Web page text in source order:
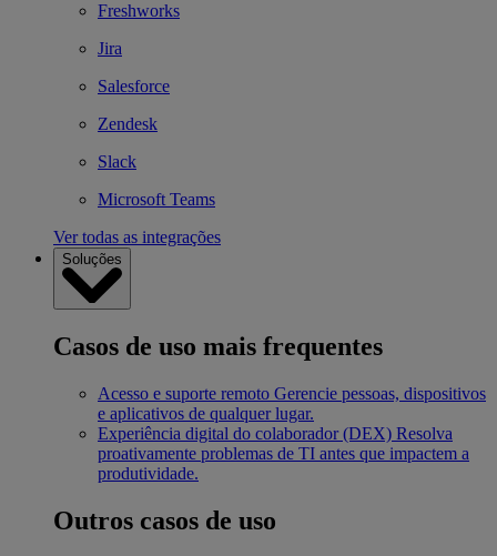
Freshworks
Jira
Salesforce
Zendesk
Slack
Microsoft Teams
Ver todas as integrações
Soluções
Casos de uso mais frequentes
Acesso e suporte remoto Gerencie pessoas, dispositivos
e aplicativos de qualquer lugar.
Experiência digital do colaborador (DEX) Resolva
proativamente problemas de TI antes que impactem a
produtividade.
Outros casos de uso